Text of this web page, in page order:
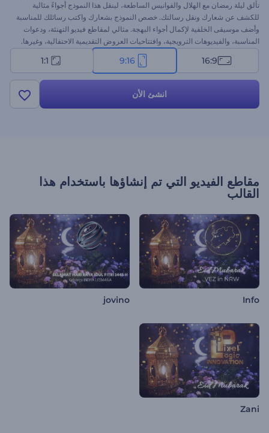
تألق ليلة رمضان مع الهلال والفوانيس الساطعة، لينقل هذا النموذج أجواءً مثالية
للكشف عن شعارك ونقل رسالتك. خصص النموذج بشعارك واكتب رسائلك للمناسبة
وأضف موسيقى الخلفية لإكمال أجواء البهجة. مثالي لمقاطع فيديو التهنئة، ودعوات
المناسبة، والفيديوهات الترويجية، وافتتاحيات العروض التقديمية الاحتفالية، وغيرها.
ابدأ الآن لتنشر بهجة وروح رمضان!
16:9
9:16
1:1
انشئ الأن
مقاطع الفيديو التي تم إنشاؤها باستخدام هذا
القالب
Info
jovino
Zani